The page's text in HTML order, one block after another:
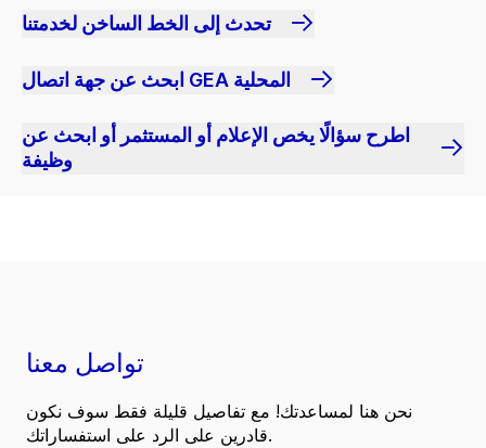
تحدث إلى الخط الساخن لخدمتنا
ابحث عن جهة اتصال GEA المحلية
اطرح سؤالًا يخص الإعلام أو المستثمر أو ابحث عن
وظيفة
تواصل معنا
نحن هنا لمساعدتك! مع تفاصيل قليلة فقط سوف نكون
قادرين على الرد على استفساراتك.